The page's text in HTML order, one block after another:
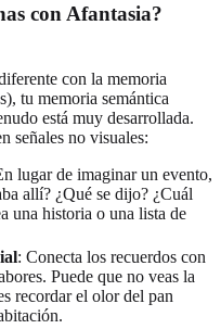
con Afantasia?
con la memoria
tu memoria semántica
está muy desarrollada.
señales no visuales:
lugar de imaginar un evento,
allí? ¿Qué se dijo? ¿Cuál
una historia o una lista de
: Conecta los recuerdos con
Puede que no veas la
recordar el olor del pan